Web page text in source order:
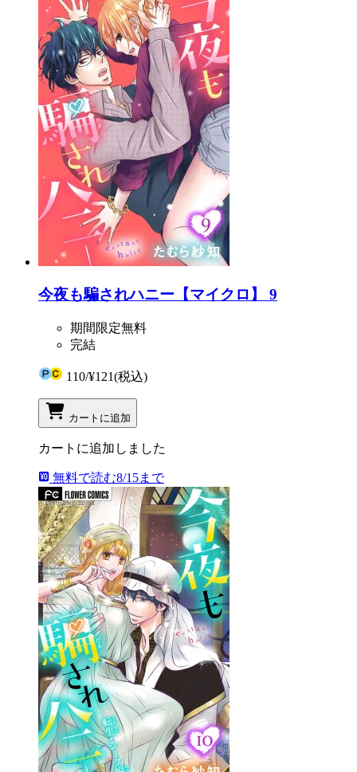
今夜も騙されハニー【マイクロ】 9
期間限定無料
完結
110/¥121(税込)
カートに追加
カートに追加しました
無料で読む8/15まで